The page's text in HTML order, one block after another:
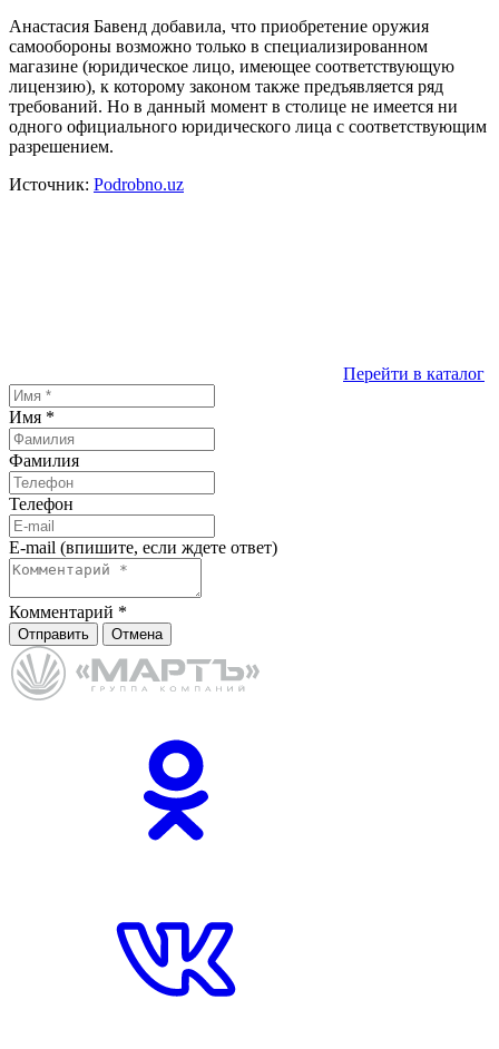
Анастасия Бавенд добавила, что приобретение оружия
самообороны возможно только в специализированном
магазине (юридическое лицо, имеющее соответствующую
лицензию), к которому законом также предъявляется ряд
требований. Но в данный момент в столице не имеется ни
одного официального юридического лица с соответствующим
разрешением.
Источник: Podrobno.uz
Перейти в каталог
Имя *
Фамилия
Телефон
E-mail (впишите, если ждете ответ)
Комментарий *
Отправить Отмена